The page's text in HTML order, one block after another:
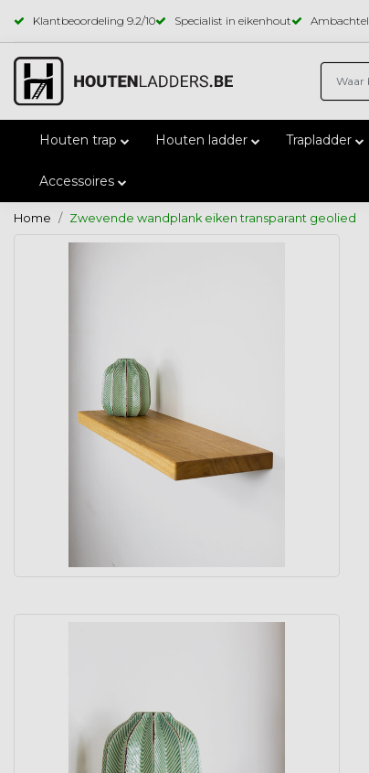
Klantbeoordeling 9.2/10 Specialist in eikenhout
Houten trap Houten ladder Trapladder
Accessoires
Home Zwevende wandplank eiken transparant geolied